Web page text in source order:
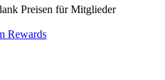
Preisen für Mitglieder
Rewards